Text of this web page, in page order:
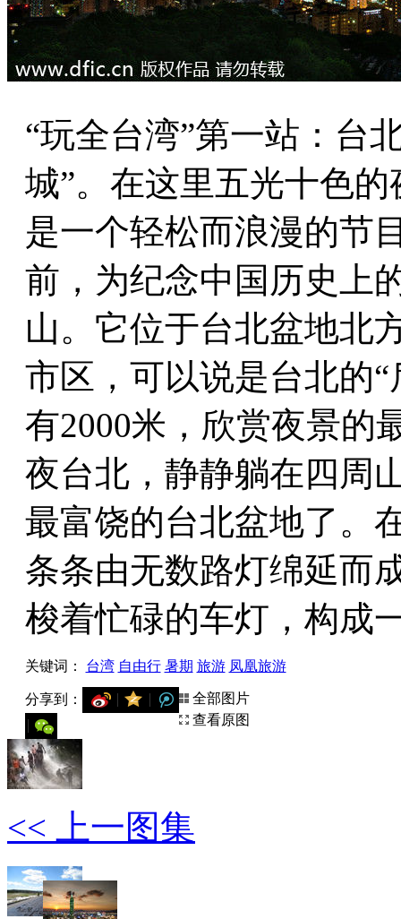
“玩全台湾”第一站：台
城”。在这里五光十色
是一个轻松而浪漫的节
前，为纪念中国历史上
山。它位于台北盆地北
市区，可以说是台北的
有2000米，欣赏夜景的
夜台北，静静躺在四周
最富饶的台北盆地了。
条条由无数路灯绵延而
梭着忙碌的车灯，构成
关键词： 台湾 自由行 暑期 旅游 凤凰旅游
用微信扫描二维码
分享至好友和朋友圈
分享到：
全部图片
查看原图
<< 上一图集